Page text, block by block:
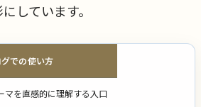
しています。
での使い方
マを直感的に理解する入口